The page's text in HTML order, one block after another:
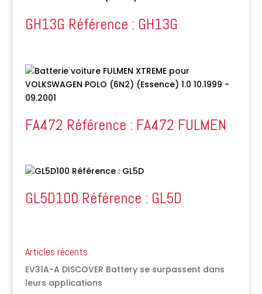
GH13G Référence : GH13G
FA472 Référence : FA472 FULMEN
GL5D100 Référence : GL5D
Articles récents
EV31A-A DISCOVER Battery se surpassent dans
leurs applications